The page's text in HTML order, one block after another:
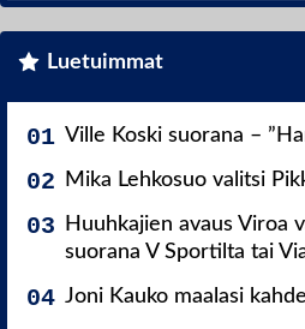
Luetuimmat
Ville Koski suorana –
Mika Lehkosuo valitsi
Huuhkajien avaus Viroa
suorana V Sportilta tai
Joni Kauko maalasi